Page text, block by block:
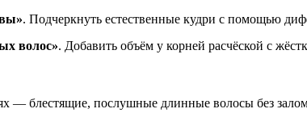
. Подчеркнуть естественные кудри с помощью
волос». Добавить объём у корней расчёской с
— блестящие, послушные длинные волосы без